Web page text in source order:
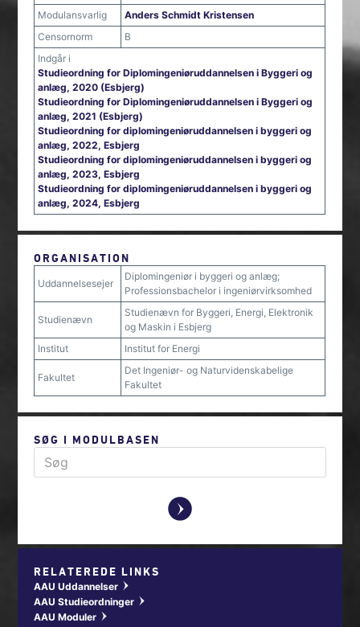
Modulansvarlig
Anders Schmidt Kristensen
Censornorm
B
Indgår i
Studieordning for Diplomingeniøruddannelsen i Byggeri og
anlæg, 2020 (Esbjerg)
Studieordning for Diplomingeniøruddannelsen i Byggeri og
anlæg, 2021 (Esbjerg)
Studieordning for diplomingeniøruddannelsen i byggeri og
anlæg, 2022, Esbjerg
Studieordning for diplomingeniøruddannelsen i byggeri og
anlæg, 2023, Esbjerg
Studieordning for diplomingeniøruddannelsen i byggeri og
anlæg, 2024, Esbjerg
ORGANISATION
Uddannelsesejer
Diplomingeniør i byggeri og anlæg;
Professionsbachelor i ingeniørvirksomhed
Studienævn
Studienævn for Byggeri, Energi, Elektronik
og Maskin i Esbjerg
Institut
Institut for Energi
Fakultet
Det Ingeniør- og Naturvidenskabelige
Fakultet
SØG I MODULBASEN
y
RELATEREDE LINKS
AAU Uddannelser w
AAU Studieordninger w
AAU Moduler w